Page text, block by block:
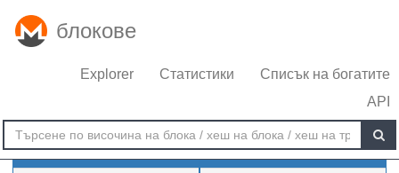
блокове
Explorer Статистики
Списък на богатите
API
Трудност височина